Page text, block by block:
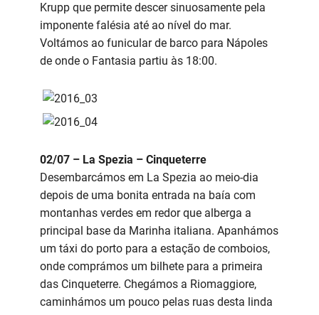
Krupp que permite descer sinuosamente pela
imponente falésia até ao nível do mar.
Voltámos ao funicular de barco para Nápoles
de onde o Fantasia partiu às 18:00.
02/07 – La Spezia – Cinqueterre
Desembarcámos em La Spezia ao meio-dia
depois de uma bonita entrada na baía com
montanhas verdes em redor que alberga a
principal base da Marinha italiana. Apanhámos
um táxi do porto para a estação de comboios,
onde comprámos um bilhete para a primeira
das Cinqueterre. Chegámos a Riomaggiore,
caminhámos um pouco pelas ruas desta linda